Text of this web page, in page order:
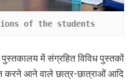
of the students
में संग्रहित विविध पुस्तकों
आने वाले छात्र-छात्राओं आदि